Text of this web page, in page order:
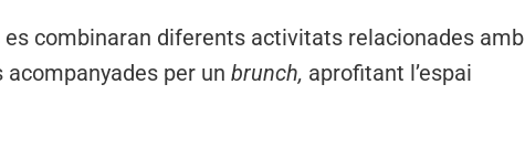
combinaran diferents activitats relacionades amb
acompanyades per unbrunch, aprofitant l’espai